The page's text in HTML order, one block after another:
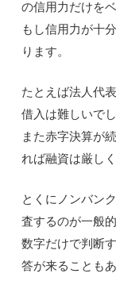
の信用力だけを
もし信用力が十
ります。
たとえば法人代
借入は難しいでし
また赤字決算が
れば融資は厳し
とくにノンバン
査するのが一般的
数字だけで判断
答が来ることも